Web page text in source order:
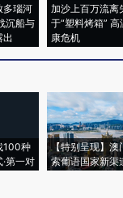
多瑙河
沉船与
出
加沙上百万流离
于“塑料烤箱” 高
康危机
100种
第一对
【特别呈现】澳
索葡语国家新渠